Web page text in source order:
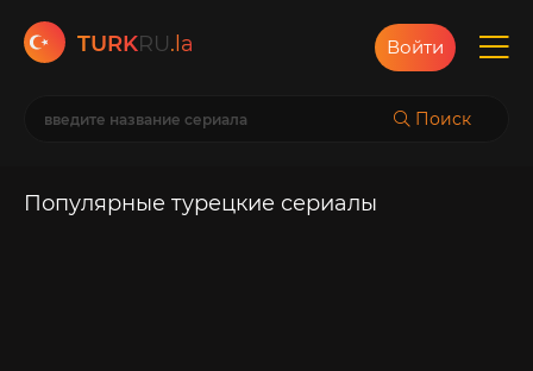
TURKRU.la
Поиск
Войти
Популярные турецкие сериалы